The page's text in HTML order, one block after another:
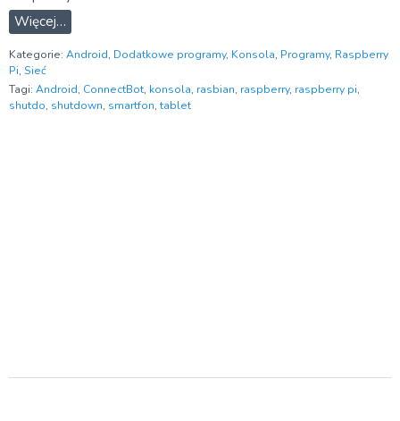
Więcej…
Kategorie: Android, Dodatkowe programy, Konsola, Programy, Raspberry
Pi, Sieć
Tagi: Android, ConnectBot, konsola, rasbian, raspberry, raspberry pi,
shutdo, shutdown, smartfon,tablet